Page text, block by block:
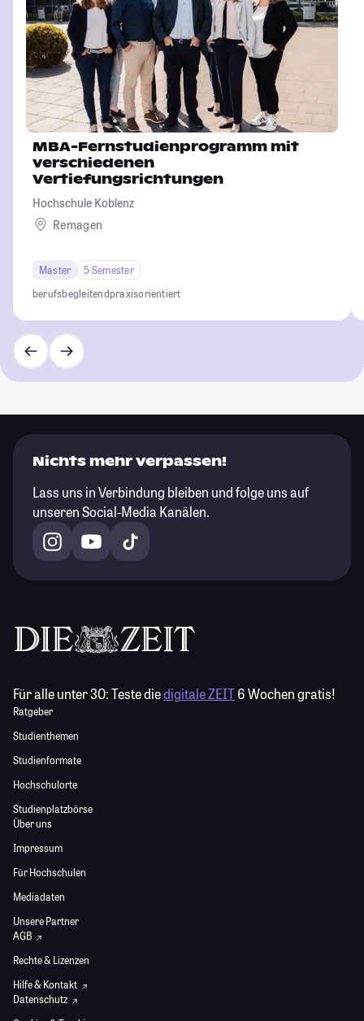
MBA-Fernstudienprogramm mit
verschiedenen
Vertiefungsrichtungen
Hochschule Koblenz
Remagen
Master
5 Semester
berufsbegleitendpraxisorientiert
Nichts mehr verpassen!
Lass uns in Verbindung bleiben und folge uns auf
unseren Social-Media Kanälen.
Für alle unter 30:Teste diedigitale ZEIT6 Wochen gratis!
Ratgeber
Studienthemen
Studienformate
Hochschulorte
Studienplatzbörse
Über uns
Impressum
Für Hochschulen
Mediadaten
Unsere Partner
AGB
Rechte & Lizenzen
Hilfe & Kontakt
Datenschutz